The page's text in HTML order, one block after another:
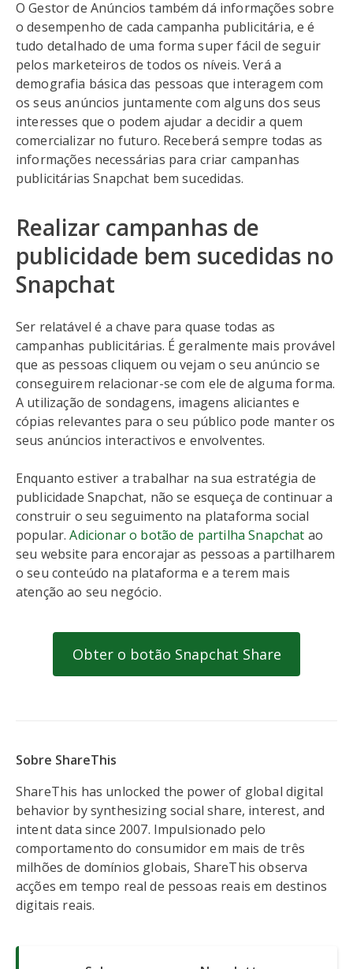
O Gestor de Anúncios também dá informações sobre
o desempenho de cada campanha publicitária, e é
tudo detalhado de uma forma super fácil de seguir
pelos marketeiros de todos os níveis. Verá a
demografia básica das pessoas que interagem com
os seus anúncios juntamente com alguns dos seus
interesses que o podem ajudar a decidir a quem
comercializar no futuro. Receberá sempre todas as
informações necessárias para criar campanhas
publicitárias Snapchat bem sucedidas.
Realizar campanhas de
publicidade bem sucedidas no
Snapchat
Ser relatável é a chave para quase todas as
campanhas publicitárias. É geralmente mais provável
que as pessoas cliquem ou vejam o seu anúncio se
conseguirem relacionar-se com ele de alguma forma.
A utilização de sondagens, imagens aliciantes e
cópias relevantes para o seu público pode manter os
seus anúncios interactivos e envolventes.
Enquanto estiver a trabalhar na sua estratégia de
publicidade Snapchat, não se esqueça de continuar a
construir o seu seguimento na plataforma social
popular.Adicionar o botão de partilha Snapchat ao
seu website para encorajar as pessoas a partilharem
o seu conteúdo na plataforma e a terem mais
atenção ao seu negócio.
Obter o botão Snapchat Share
Sobre ShareThis
ShareThis has unlocked the power of global digital
behavior by synthesizing social share, interest, and
intent data since 2007. Impulsionado pelo
comportamento do consumidor em mais de três
milhões de domínios globais, ShareThis observa
acções em tempo real de pessoas reais em destinos
digitais reais.